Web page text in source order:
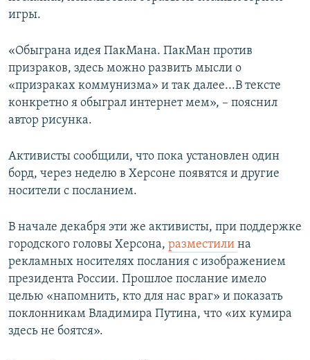
игры.
«Обыграна идея ПакМана. ПакМан против
призраков, здесь можно развить мысли о
«призраках коммунизма» и так далее...В тексте
конкретно я обыграл интернет мем», – пояснил
автор рисунка.
Активисты сообщили, что пока установлен один
борд, через неделю в Херсоне появятся и другие
носители с посланием.
В начале декабря эти же активисты, при поддержке
городского головы Херсона, разместили на
рекламных носителях послания с изображением
президента России. Прошлое послание имело
целью «напомнить, кто для нас враг» и показать
поклонникам Владимира Путина, что «их кумира
здесь не боятся».